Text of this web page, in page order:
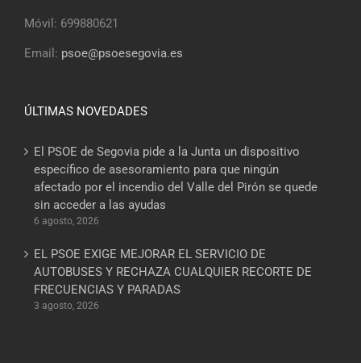
Móvil: 699880621
Email: psoe@psoesegovia.es
ÚLTIMAS NOVEDADES
El PSOE de Segovia pide a la Junta un dispositivo
específico de asesoramiento para que ningún
afectado por el incendio del Valle del Pirón se quede
sin acceder a las ayudas
6 agosto, 2026
EL PSOE EXIGE MEJORAR EL SERVICIO DE
AUTOBUSES Y RECHAZA CUALQUIER RECORTE DE
FRECUENCIAS Y PARADAS
3 agosto, 2026